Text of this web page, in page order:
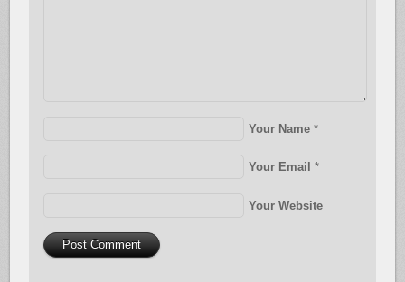
Your Name *
Your Email *
Your Website